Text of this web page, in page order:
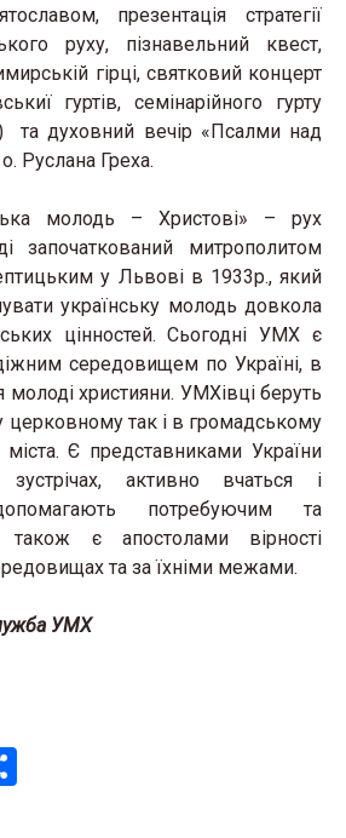
презентація стратегії
руху, пізнавельний квест,
гірці, святковий концерт
гуртів, семінарійного гурту
та духовний вечір «Псалми над
Руслана Греха.
молодь – Христові» – рух
започаткований митрополитом
у Львові в 1933р., який
українську молодь довкола
цінностей. Сьогодні УМХ є
середовищем по Україні, в
християни. УМХівці беруть
церковному так і в громадському
Є представниками України
активно вчаться і
потребуючим та
є апостолами вірності
та за їхніми межами.
УМХ